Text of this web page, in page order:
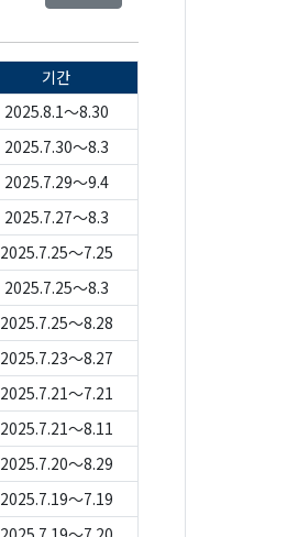
기간
2025.8.1～8.30
2025.7.30～8.3
2025.7.29～9.4
2025.7.27～8.3
2025.7.25～7.25
2025.7.25～8.3
2025.7.25～8.28
2025.7.23～8.27
2025.7.21～7.21
2025.7.21～8.11
2025.7.20～8.29
2025.7.19～7.19